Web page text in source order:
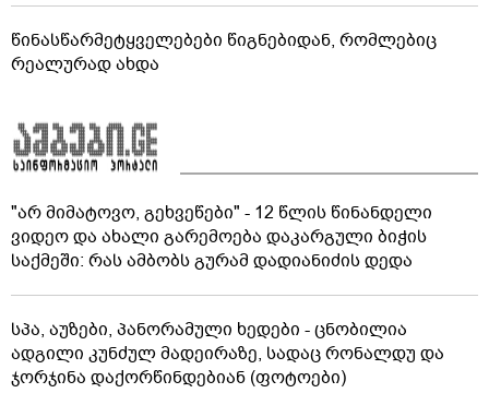
წინასწარმეტყველებები წიგნებიდან, რომლებიც
რეალურად ახდა
"არ მიმატოვო, გეხვეწები" - 12 წლის წინანდელი
ვიდეო და ახალი გარემოება დაკარგული ბიჭის
საქმეში: რას ამბობს გურამ დადიანიძის დედა
სპა, აუზები, პანორამული ხედები - ცნობილია
ადგილი კუნძულ მადეირაზე, სადაც რონალდუ და
ჯორჯინა დაქორწინდებიან (ფოტოები)